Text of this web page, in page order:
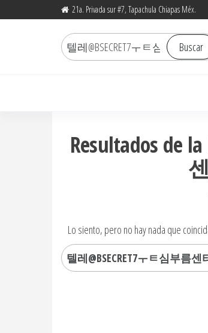
21a. Privada sur #7, Tapachula Chiapas Méx.
Buscar
por:
Buscar
Resultados de
Lo siento, pero no hay nada que